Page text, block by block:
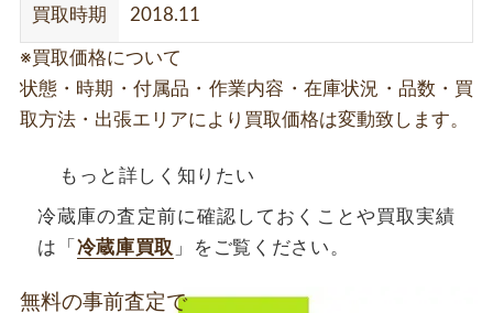
買取時期 2018.11
※買取価格について
状態・時期・付属品・作業内容・在庫状況・品数・買
取方法・出張エリアにより買取価格は変動致します。
もっと詳しく知りたい
冷蔵庫の査定前に確認しておくことや買取実績
は「 冷蔵庫買取 」をご覧ください。
無料の事前査定で